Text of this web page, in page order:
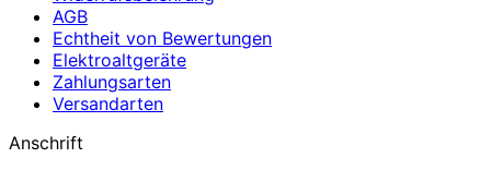
AGB
Echtheit von Bewertungen
Elektroaltgeräte
Zahlungsarten
Versandarten
Anschrift